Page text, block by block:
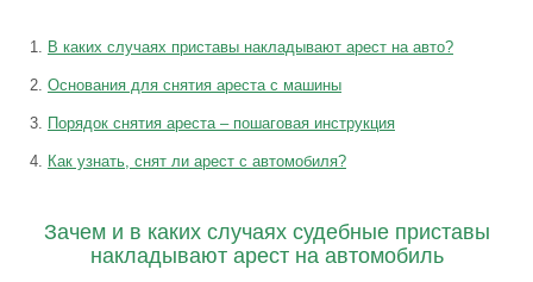
В каких случаях приставы накладывают арест на авто?
Основания для снятия ареста с машины
Порядок снятия ареста – пошаговая инструкция
Как узнать, снят ли арест с автомобиля?
Зачем и в каких случаях судебные приставы
накладывают арест на автомобиль